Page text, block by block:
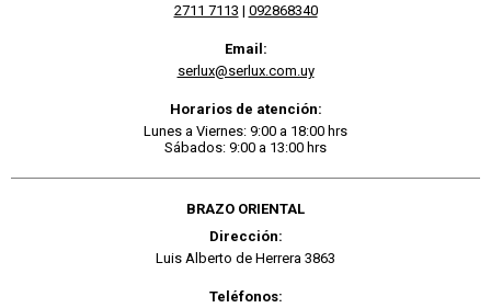
2711 7113 | 092868340
Email:
serlux@serlux.com.uy
Horarios de atención:
Lunes a Viernes: 9:00 a 18:00 hrs
Sábados: 9:00 a 13:00 hrs
BRAZO ORIENTAL
Dirección:
Luis Alberto de Herrera 3863
Teléfonos: